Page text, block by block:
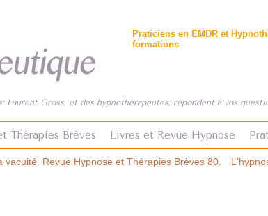
Praticiens en EMDR et
formations
Laurent Gross, et des hypnothérapeutes, répondent à vos
Thérapies Brèves Livres et Revue Hypnose
Brèves 80. L'hypnose et le dormeur éveillé.